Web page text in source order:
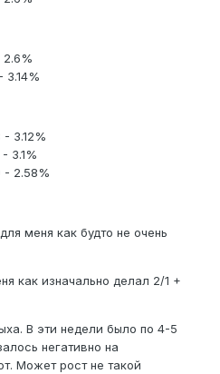
2.6%
3.14%
- 3.12%
3.1%
- 2.58%
меня как будто не очень
как изначально делал 2/1 +
В эти недели было по 4-5
негативно на
Может рост не такой